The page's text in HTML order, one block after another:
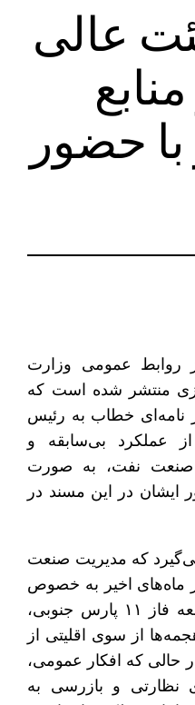
عالی
حضور
روابط عمومی وزارت
منتشر شده است که
نامه‌ای خطاب به رئیس
عملکرد بی‌سابقه و
صنعت نفت، به صورت
ایشان در این مسند در
که مدیریت صنعت
ماه‌های اخیر به خصوص
پس از امضای قرارداد توسعه فاز ۱۱ پارس جنوبی،
از سوی اقلیتی از
حالی که افکار عمومی،
نظارتی و بازرسی به